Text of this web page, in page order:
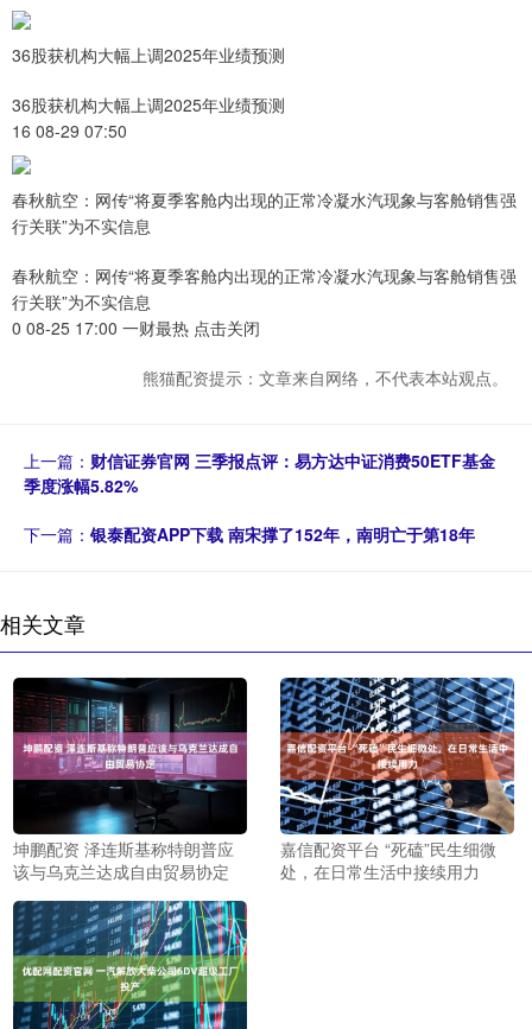
36股获机构大幅上调2025年业绩预测
36股获机构大幅上调2025年业绩预测
16 08-29 07:50
春秋航空：网传“将夏季客舱内出现的正常冷凝水汽现象与客舱销售强
行关联”为不实信息
春秋航空：网传“将夏季客舱内出现的正常冷凝水汽现象与客舱销售强
行关联”为不实信息
0 08-25 17:00 一财最热 点击关闭
熊猫配资提示：文章来自网络，不代表本站观点。
上一篇： 财信证券官网 三季报点评：易方达中证消费50ETF基金
季度涨幅5.82%
下一篇： 银泰配资APP下载 南宋撑了152年，南明亡于第18年
相关文章
坤鹏配资 泽连斯基称特朗普应
该与乌克兰达成自由贸易协定
嘉信配资平台 “死磕”民生细微
处，在日常生活中接续用力